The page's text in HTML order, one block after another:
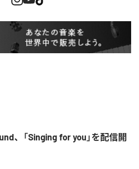
、「Singing for you」を配信開